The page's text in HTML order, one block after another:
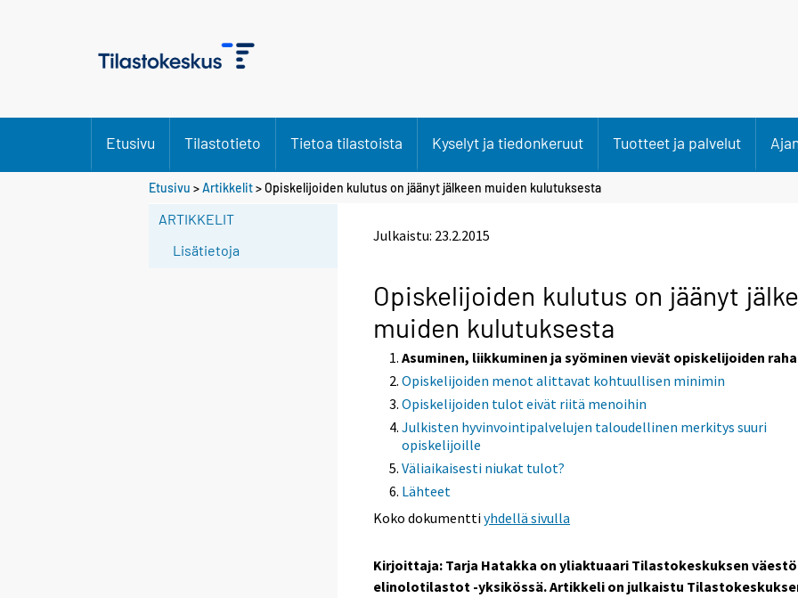
Etusivu Tilastotieto Tietoa tilastoista Kyselyt ja tiedonkeruut Tuotteet ja palvelut
Etusivu >Artikkelit> Opiskelijoiden kulutus on jäänyt jälkeen muiden kulutuksesta
ARTIKKELIT
Lisätietoja
Julkaistu: 23.2.2015
Opiskelijoiden kulutus on jäänyt
muiden kulutuksesta
Asuminen, liikkuminen ja syöminen vievät opiskelijoiden
Opiskelijoiden menot alittavat kohtuullisen minimin
Opiskelijoiden tulot eivät riitä menoihin
Julkisten hyvinvointipalvelujen taloudellinen merkitys suuri
opiskelijoille
Väliaikaisesti niukat tulot?
Lähteet
Koko dokumenttiyhdellä sivulla
Kirjoittaja: Tarja Hatakka on yliaktuaari Tilastokeskuksen
elinolotilastot -yksikössä. Artikkeli on julkaistu